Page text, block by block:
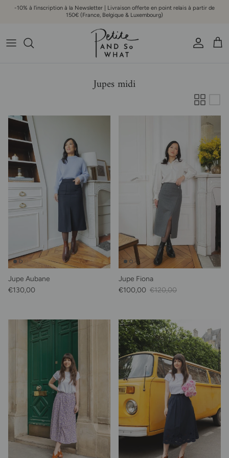
Aller au contenu
-10% à l'inscription à la Newsletter | Livraison offerte en point relais à partir de
150€ (France, Belgique & Luxembourg)
Compte
Jupes midi
Jupe Aubane
Prix habituel
€130,00
Jupe Fiona
Prix soldé
€100,00 Prix habituel
€120,00